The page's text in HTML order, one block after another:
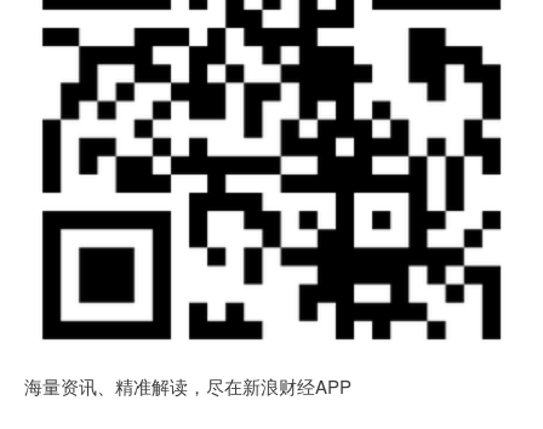
海量资讯、精准解读，尽在新浪财经APP